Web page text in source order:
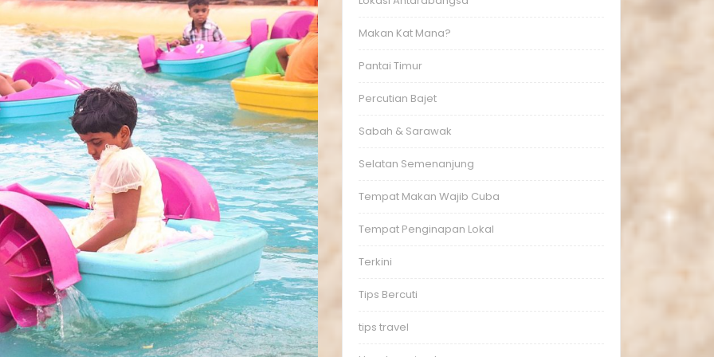
Makan Kat Mana?
Pantai Timur
Percutian Bajet
Sabah & Sarawak
Selatan Semenanjung
Tempat Makan Wajib Cuba
Tempat Penginapan Lokal
Terkini
Tips Bercuti
tips travel